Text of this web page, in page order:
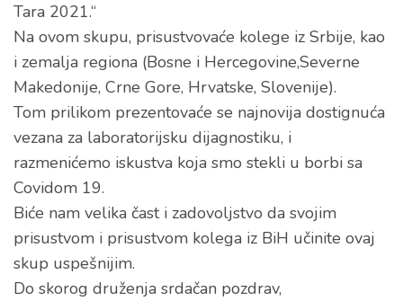
Tara 2021.“
Na ovom skupu, prisustvovaće kolege iz Srbije, kao
i zemalja regiona (Bosne i Hercegovine,Severne
Makedonije, Crne Gore, Hrvatske, Slovenije).
Tom prilikom prezentovaće se najnovija dostignuća
vezana za laboratorijsku dijagnostiku, i
razmenićemo iskustva koja smo stekli u borbi sa
Covidom 19.
Biće nam velika čast i zadovoljstvo da svojim
prisustvom i prisustvom kolega iz BiH učinite ovaj
skup uspešnijim.
Do skorog druženja srdačan pozdrav,